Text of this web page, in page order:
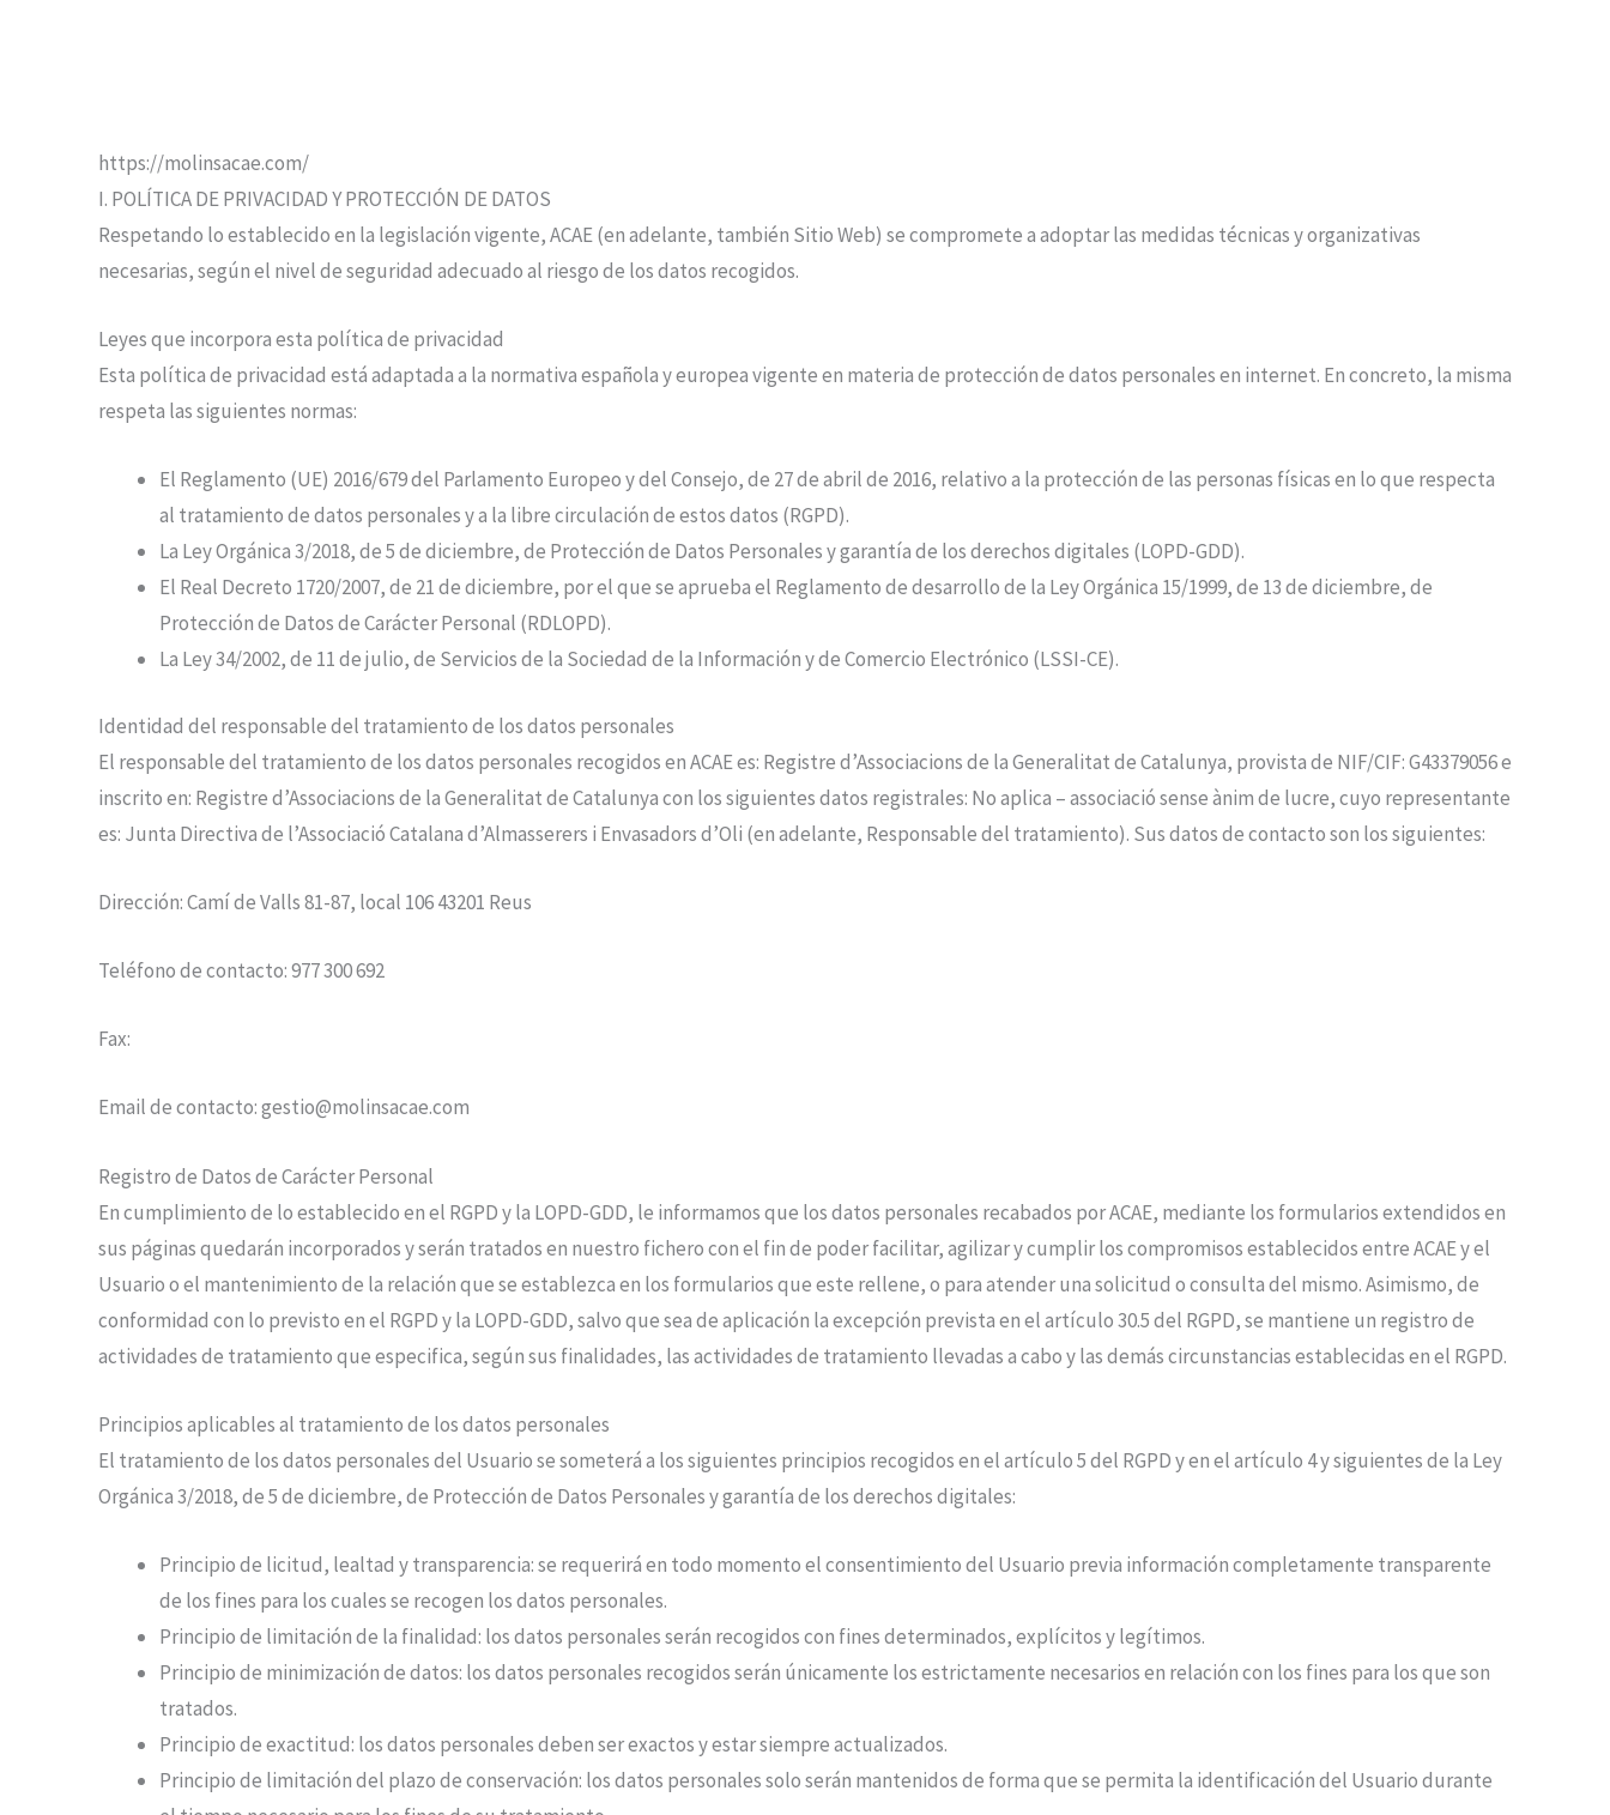
https://molinsacae.com/
I. POLÍTICA DE PRIVACIDAD Y PROTECCIÓN DE DATOS
Respetando lo establecido en la legislación vigente,ACAE(en adelante, también Sitio Web) se compromete a adoptar las medidas técnicas y organizativas
necesarias, según el nivel de seguridad adecuado al riesgo de los datos recogidos.
Leyes que incorpora esta política de privacidad
Esta política de privacidad está adaptada a la normativa española y europea vigente en materia de protección de datos personales en internet. En concreto, la misma
respeta las siguientes normas:
El Reglamento (UE) 2016/679 del Parlamento Europeo y del Consejo, de 27 de abril de 2016, relativo a la protección de las personas físicas en lo que respecta
al tratamiento de datos personales y a la libre circulación de estos datos (RGPD).
La Ley Orgánica 3/2018, de 5 de diciembre, de Protección de Datos Personales y garantía de los derechos digitales (LOPD-GDD).
El Real Decreto 1720/2007, de 21 de diciembre, por el que se aprueba el Reglamento de desarrollo de la Ley Orgánica 15/1999, de 13 de diciembre, de
Protección de Datos de Carácter Personal (RDLOPD).
La Ley 34/2002, de 11 de julio, de Servicios de la Sociedad de la Información y de Comercio Electrónico (LSSI-CE).
Identidad del responsable del tratamiento de los datos personales
El responsable del tratamiento de los datos personales recogidos enACAEes: Registre d’Associacions de la Generalitat de Catalunya, provista de NIF/CIF:G43379056e
inscrito en: Registre d’Associacions de la Generalitat de Catalunyacon los siguientes datos registrales: No aplica – associació sense ànim de lucre, cuyo representante
es: Junta Directiva de l’Associació Catalana d’Almasserers i Envasadors d’Oli (en adelante, Responsable del tratamiento). Sus datos de contacto son los siguientes:
Dirección:Camí de Valls 81-87, local 106 43201 Reus
Teléfono de contacto:977 300 692
Fax:
Email de contacto:gestio@molinsacae.com
Registro de Datos de Carácter Personal
En cumplimiento de lo establecido en el RGPD y la LOPD-GDD, le informamos que los datos personales recabados porACAE, mediante los formularios extendidos en
sus páginas quedarán incorporados y serán tratados en nuestro fichero con el fin de poder facilitar, agilizar y cumplir los compromisos establecidos entreACAEy el
Usuario o el mantenimiento de la relación que se establezca en los formularios que este rellene, o para atender una solicitud o consulta del mismo. Asimismo, de
conformidad con lo previsto en el RGPD y la LOPD-GDD, salvo que sea de aplicación la excepción prevista en el artículo 30.5 del RGPD, se mantiene un registro de
actividades de tratamiento que especifica, según sus finalidades, las actividades de tratamiento llevadas a cabo y las demás circunstancias establecidas en el RGPD.
Principios aplicables al tratamiento de los datos personales
El tratamiento de los datos personales del Usuario se someterá a los siguientes principios recogidos en el artículo 5 del RGPD y en el artículo 4 y siguientes de la Ley
Orgánica 3/2018, de 5 de diciembre, de Protección de Datos Personales y garantía de los derechos digitales:
Principio de licitud, lealtad y transparencia: se requerirá en todo momento el consentimiento del Usuario previa información completamente transparente
de los fines para los cuales se recogen los datos personales.
Principio de limitación de la finalidad: los datos personales serán recogidos con fines determinados, explícitos y legítimos.
Principio de minimización de datos: los datos personales recogidos serán únicamente los estrictamente necesarios en relación con los fines para los que son
tratados.
Principio de exactitud: los datos personales deben ser exactos y estar siempre actualizados.
Principio de limitación del plazo de conservación: los datos personales solo serán mantenidos de forma que se permita la identificación del Usuario durante